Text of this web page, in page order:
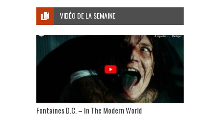
VIDÉO DE LA SEMAINE
Fontaines D.C. – In The Modern World